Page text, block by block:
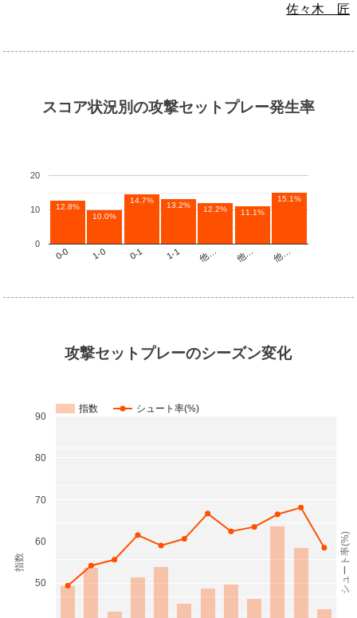
佐々木 匠
スコア状況別の攻撃セットプレー発生率
0-0 1-0 0-1 1-1 他… 他… 他…
0
10
20
12.8%
10.0%
14.7%
13.2% 12.2% 11.1%
15.1%
攻撃セットプレーのシーズン変化
指数 シュート率(%)
50
60
70
80
90
指数 シュート率(%)